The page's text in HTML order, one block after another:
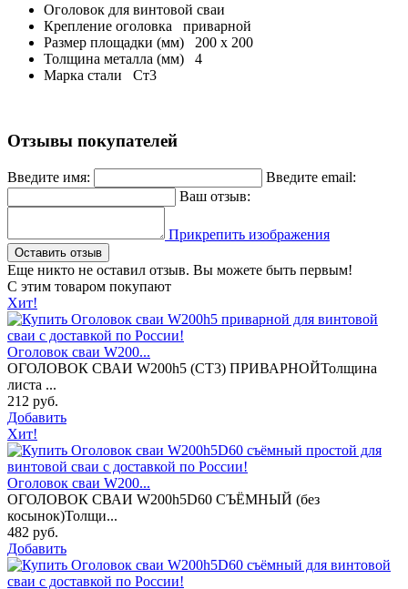
Оголовок для винтовой сваи
Крепление оголовка
приварной
Размер площадки (мм)
200 х 200
Толщина металла (мм)
4
Марка стали
Ст3
Отзывы покупателей
Введите имя:
Введите email:
Ваш отзыв:
Прикрепить изображения
Оставить отзыв
Еще никто не оставил отзыв. Вы можете быть первым!
С этим товаром покупают
Хит!
Оголовок сваи W200...
ОГОЛОВОК СВАИ W200h5 (СТ3) ПРИВАРНОЙТолщина
листа ...
212 руб.
Добавить
Хит!
Оголовок сваи W200...
ОГОЛОВОК СВАИ W200h5D60 СЪЁМНЫЙ (без
косынок)Толщи...
482 руб.
Добавить